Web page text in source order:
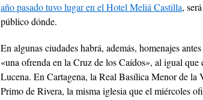
año pasado tuvo lugar en el Hotel Meliá Castilla,
público dónde.
En algunas ciudades habrá, además, homenajes
«una ofrenda en la Cruz de los Caídos», al igual
Lucena. En Cartagena, la Real Basílica Menor de la
Primo de Rivera, la misma iglesia que el miércoles